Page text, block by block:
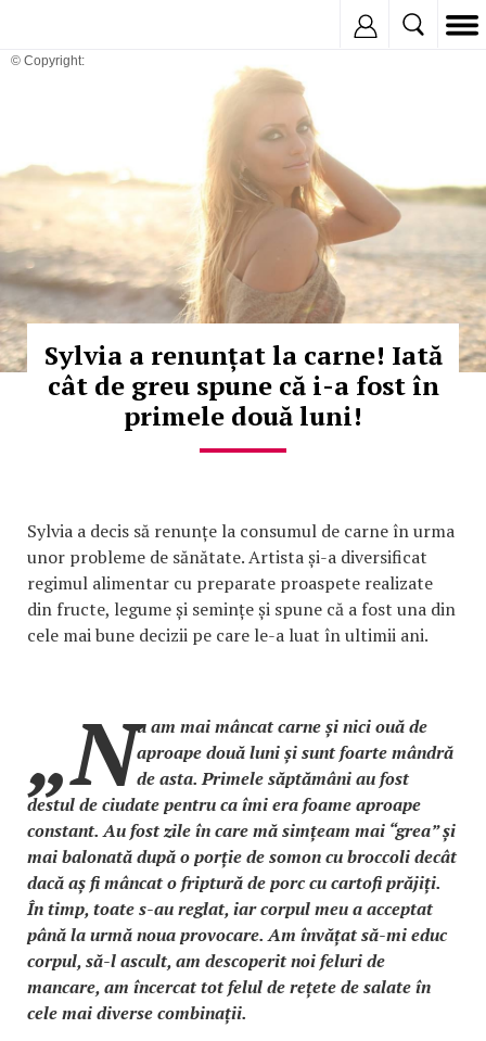
© Copyright:
Sylvia a renunțat la carne! Iată
cât de greu spune că i-a fost în
primele două luni!
Sylvia a decis să renunțe la consumul de carne în urma
unor probleme de sănătate. Artista și-a diversificat
regimul alimentar cu preparate proaspete realizate
din fructe, legume și semințe și spune că a fost una din
cele mai bune decizii pe care le-a luat în ultimii ani.
„Nu am mai mâncat carne și nici ouă de
aproape două luni și sunt foarte mândră
de asta. Primele săptămâni au fost
destul de ciudate pentru ca îmi era foame aproape
constant. Au fost zile în care mă simțeam mai “grea” și
mai balonată după o porție de somon cu broccoli decât
dacă aș fi mâncat o friptură de porc cu cartofi prăjiți.
În timp, toate s-au reglat, iar corpul meu a acceptat
până la urmă noua provocare. Am învățat să-mi educ
corpul, să-l ascult, am descoperit noi feluri de
mancare, am încercat tot felul de rețete de salate în
cele mai diverse combinații.